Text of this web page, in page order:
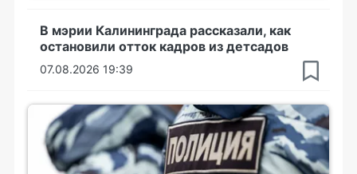
В мэрии Калининграда рассказали, как
остановили отток кадров из детсадов
07.08.2026 19:39